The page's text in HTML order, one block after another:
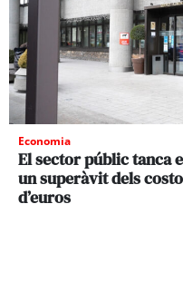
Economia
El sector públic tanca
un superàvit dels
d’euros